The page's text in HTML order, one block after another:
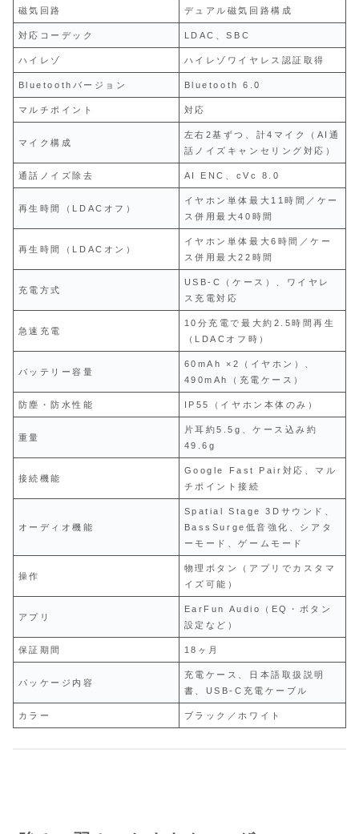
磁気回路 デュアル磁気回路構成
対応コーデック LDAC、SBC
ハイレゾ ハイレゾワイヤレス認証取得
Bluetoothバージョン Bluetooth 6.0
マルチポイント 対応
マイク構成
左右2基ずつ、計4マイク（AI通
話ノイズキャンセリング対応）
通話ノイズ除去 AI ENC、cVc 8.0
再生時間（LDACオフ）
イヤホン単体最大11時間／ケー
ス併用最大40時間
再生時間（LDACオン）
イヤホン単体最大6時間／ケー
ス併用最大22時間
充電方式
USB-C（ケース）、ワイヤレ
ス充電対応
急速充電
10分充電で最大約2.5時間再生
（LDACオフ時）
バッテリー容量
60mAh ×2（イヤホン）、
490mAh（充電ケース）
防塵・防水性能 IP55（イヤホン本体のみ）
重量
片耳約5.5g、ケース込み約
49.6g
接続機能
Google Fast Pair対応、マル
チポイント接続
オーディオ機能
Spatial Stage 3Dサウンド、
BassSurge低音強化、シアタ
ーモード、ゲームモード
操作
物理ボタン（アプリでカスタマ
イズ可能）
アプリ
EarFun Audio（EQ・ボタン
設定など）
保証期間 18ヶ月
パッケージ内容
充電ケース、日本語取扱説明
書、USB-C充電ケーブル
カラー ブラック／ホワイト